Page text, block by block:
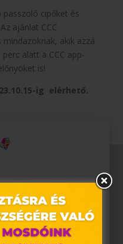
passzoló cipőket és
ajánlat CCC
akik azzá
alatt a CCC app-
is!
ig elérhető.
„süti")
információt
az Ön